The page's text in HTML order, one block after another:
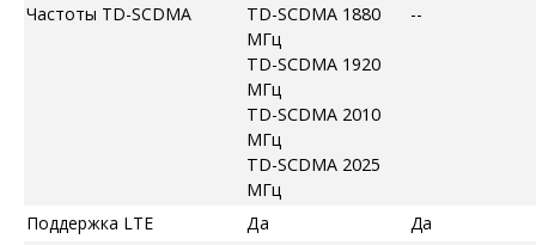
Частоты TD-SCDMA
TD-SCDMA 1880
МГц
TD-SCDMA 1920
МГц
TD-SCDMA 2010
МГц
TD-SCDMA 2025
МГц
--
Поддержка LTE Да
Да